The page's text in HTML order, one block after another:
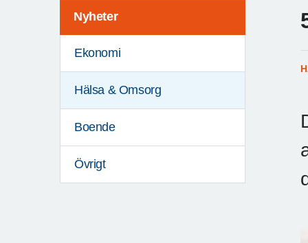
Nyheter
Ekonomi
Hälsa & Omsorg
Boende
Övrigt